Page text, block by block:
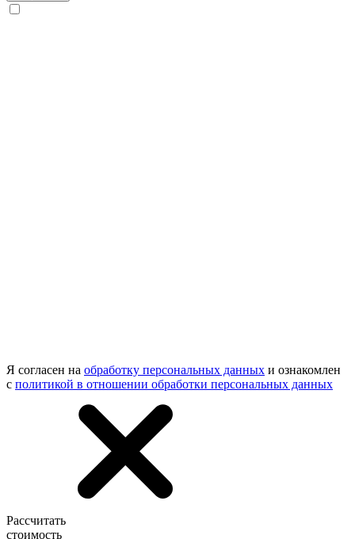
Я согласен на обработку персональных данных и ознакомлен
с политикой в отношении обработки персональных данных
Рассчитать
стоимость